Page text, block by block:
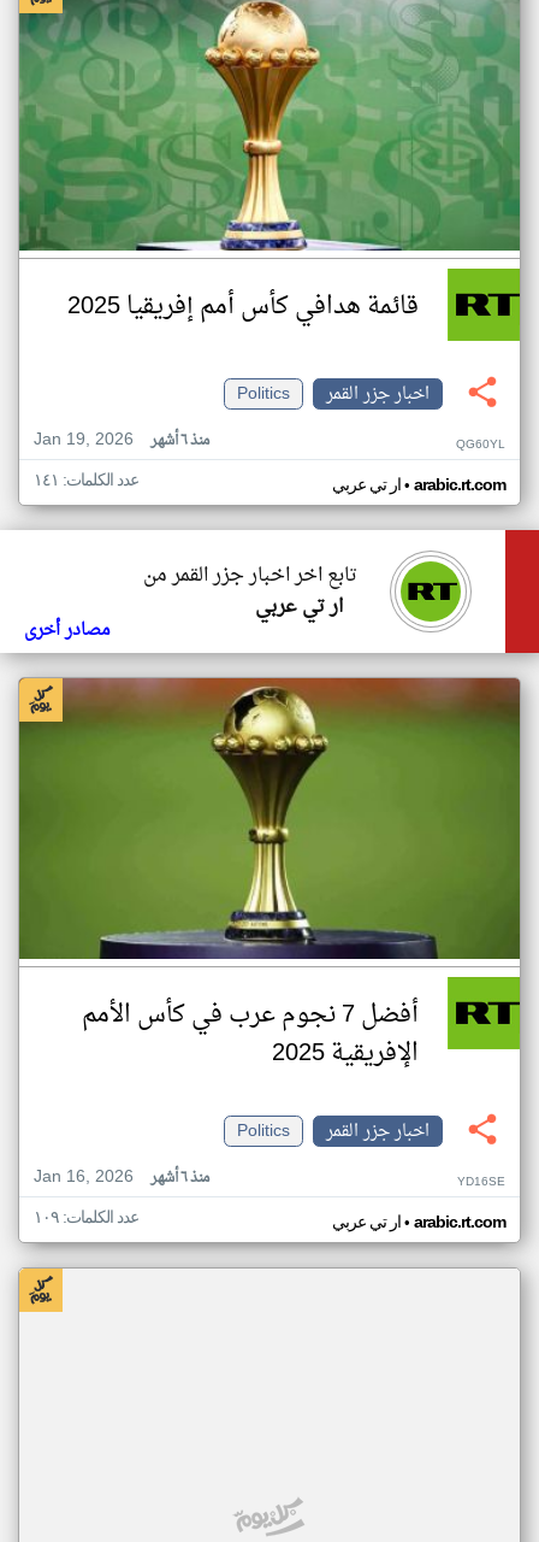
قائمة هدافي كأس أمم إفريقيا 2025
اخبار جزر القمر
Politics
Jan 19, 2026
منذ ٦ أشهر QG60YL
ار تي عربي• arabic.rt.com عدد الكلمات: ١٤١
تابع اخر اخبار جزر القمر من
ار تي عربي
مصادر أخرى
أفضل 7 نجوم عرب في كأس الأمم
الإفريقية 2025
اخبار جزر القمر
Politics
Jan 16, 2026
منذ ٦ أشهر YD16SE
ار تي عربي• arabic.rt.com عدد الكلمات: ١٠٩